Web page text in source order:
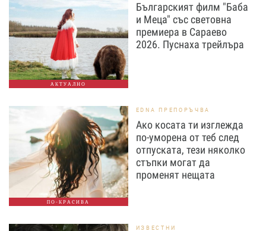
АКТУАЛНО
Българският филм "Баба
и Меца" със световна
премиера в Сараево
2026. Пуснаха трейлъра
ПО-КРАСИВА
EDNA ПРЕПОРЪЧВА
Ако косата ти изглежда
по-уморена от теб след
отпуската, тези няколко
стъпки могат да
променят нещата
ИЗВЕСТНИ